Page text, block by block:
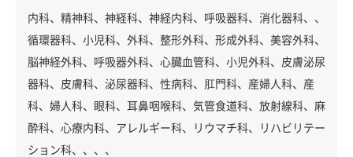
内科、精神科、神経科、神経内科、呼吸器科、消化器科、、
循環器科、小児科、外科、整形外科、形成外科、美容外科、
脳神経外科、呼吸器外科、心臓血管科、小児外科、皮膚泌尿
器科、皮膚科、泌尿器科、性病科、肛門科、産婦人科、産
科、婦人科、眼科、耳鼻咽喉科、気管食道科、放射線科、麻
酔科、心療内科、アレルギー科、リウマチ科、リハビリテー
ション科、、、、